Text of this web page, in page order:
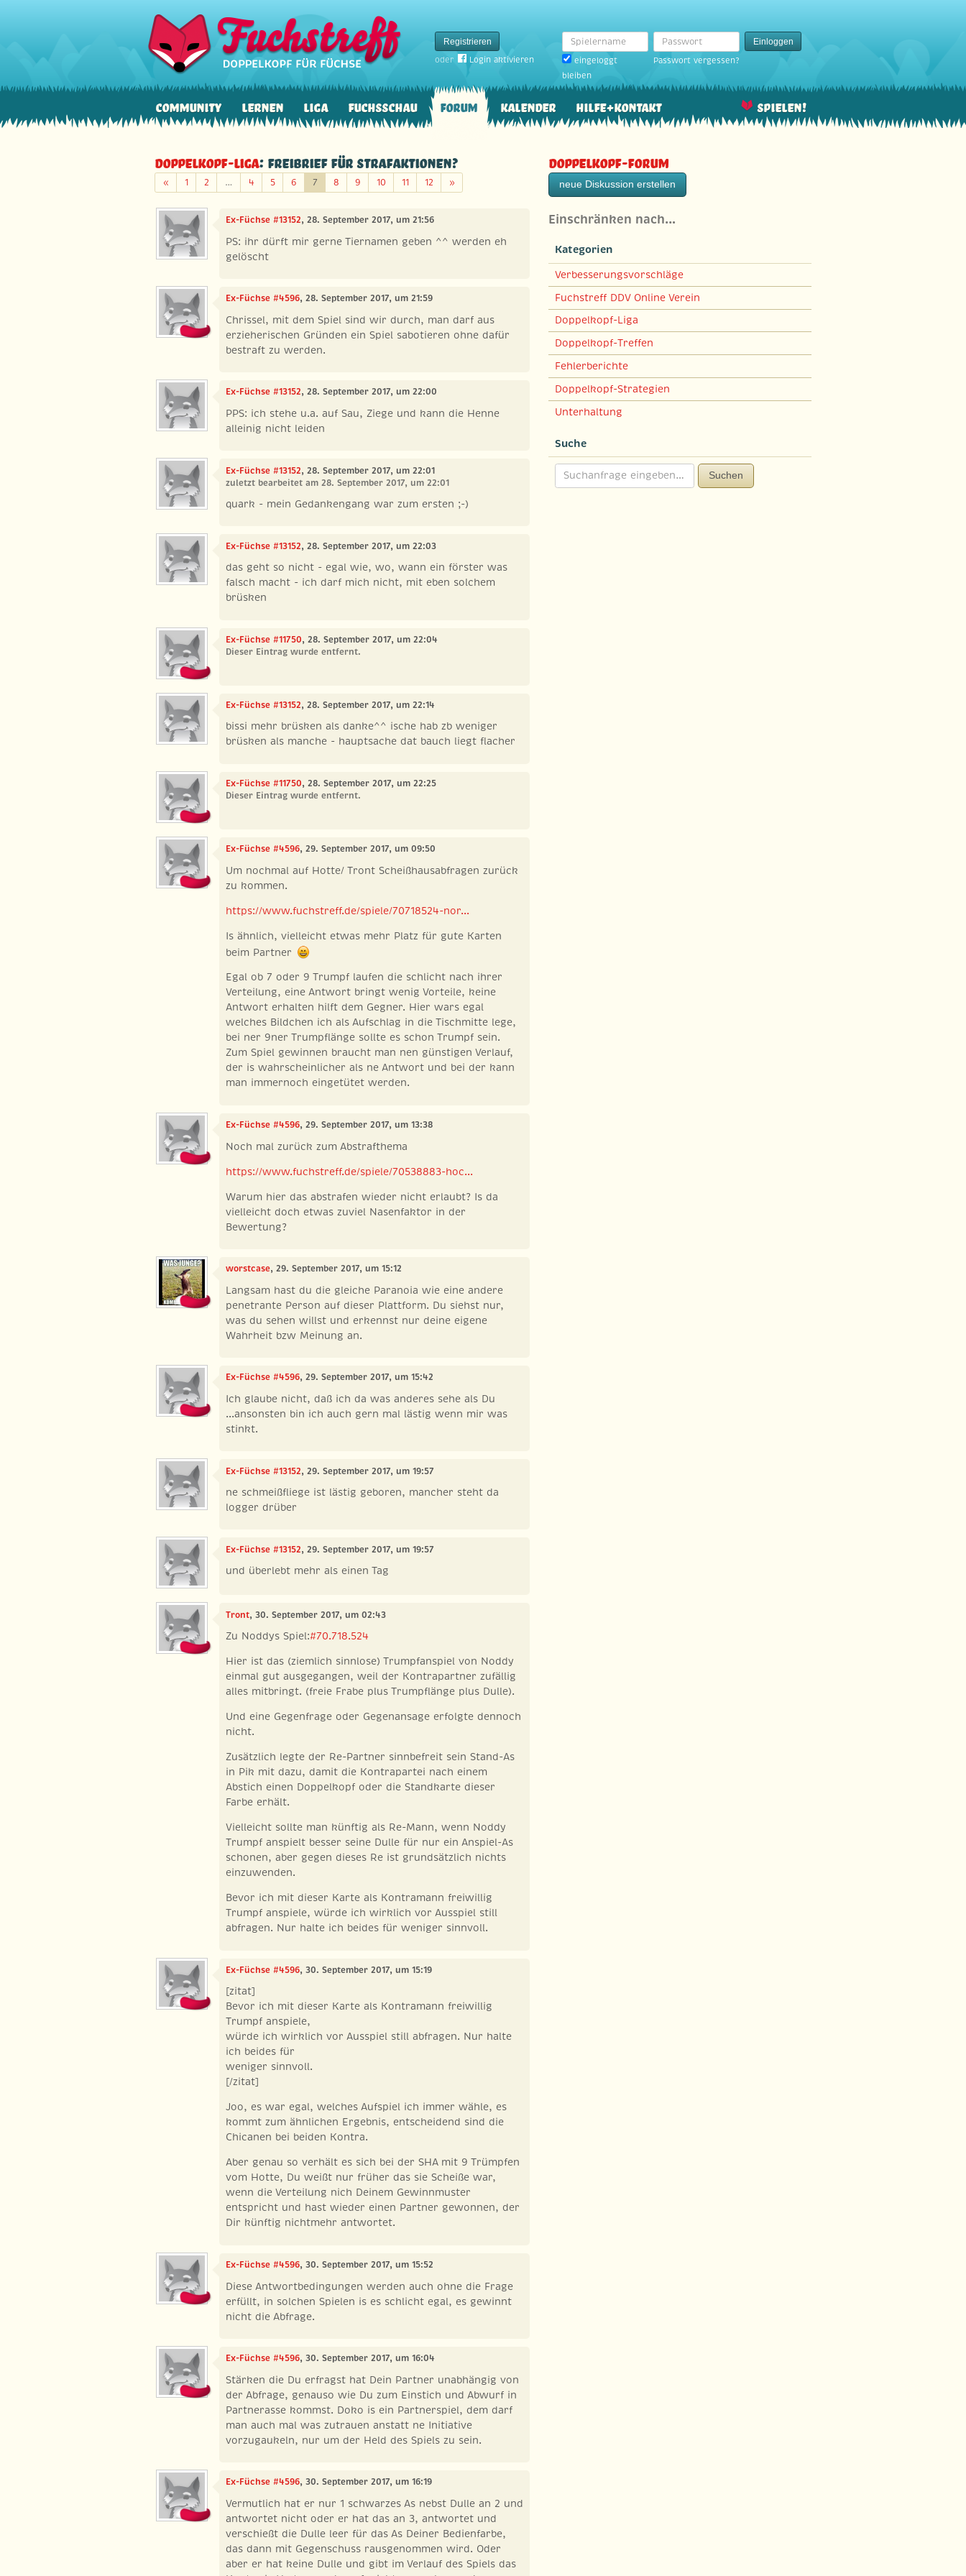
Registrieren
oder
Login aktivieren
Spielername
eingeloggt
bleiben
Passwort
Einloggen
Passwort vergessen?
Community Lernen Liga Fuchsschau Forum Kalender Hilfe+Kontakt Spielen!
Doppelkopf-Liga: Freibrief für Strafaktionen?
«Zurück
1 2 … 4 5 6 7 8 9 10 11 12 »Weiter
Ex-Füchse #13152, 28. September 2017, um 21:56
PS: ihr dürft mir gerne Tiernamen geben ^^ werden eh
gelöscht
Ex-Füchse #4596, 28. September 2017, um 21:59
Chrissel, mit dem Spiel sind wir durch, man darf aus
erzieherischen Gründen ein Spiel sabotieren ohne dafür
bestraft zu werden.
Ex-Füchse #13152, 28. September 2017, um 22:00
PPS: ich stehe u.a. auf Sau, Ziege und kann die Henne
alleinig nicht leiden
Ex-Füchse #13152, 28. September 2017, um 22:01
zuletzt bearbeitet am 28. September 2017, um 22:01
quark - mein Gedankengang war zum ersten ;-)
Ex-Füchse #13152, 28. September 2017, um 22:03
das geht so nicht - egal wie, wo, wann ein förster was
falsch macht - ich darf mich nicht, mit eben solchem
brüsken
Ex-Füchse #11750, 28. September 2017, um 22:04
Dieser Eintrag wurde entfernt.
Ex-Füchse #13152, 28. September 2017, um 22:14
bissi mehr brüsken als danke^^ ische hab zb weniger
brüsken als manche - hauptsache dat bauch liegt flacher
Ex-Füchse #11750, 28. September 2017, um 22:25
Dieser Eintrag wurde entfernt.
Ex-Füchse #4596, 29. September 2017, um 09:50
Um nochmal auf Hotte/ Tront Scheißhausabfragen zurück
zu kommen.
https://www.fuchstreff.de/spiele/70718524-nor...
Is ähnlich, vielleicht etwas mehr Platz für gute Karten
beim Partner
Egal ob 7 oder 9 Trumpf laufen die schlicht nach ihrer
Verteilung, eine Antwort bringt wenig Vorteile, keine
Antwort erhalten hilft dem Gegner. Hier wars egal
welches Bildchen ich als Aufschlag in die Tischmitte lege,
bei ner 9ner Trumpflänge sollte es schon Trumpf sein.
Zum Spiel gewinnen braucht man nen günstigen Verlauf,
der is wahrscheinlicher als ne Antwort und bei der kann
man immernoch eingetütet werden.
Ex-Füchse #4596, 29. September 2017, um 13:38
Noch mal zurück zum Abstrafthema
https://www.fuchstreff.de/spiele/70538883-hoc...
Warum hier das abstrafen wieder nicht erlaubt? Is da
vielleicht doch etwas zuviel Nasenfaktor in der
Bewertung?
worstcase, 29. September 2017, um 15:12
Langsam hast du die gleiche Paranoia wie eine andere
penetrante Person auf dieser Plattform. Du siehst nur,
was du sehen willst und erkennst nur deine eigene
Wahrheit bzw Meinung an.
Ex-Füchse #4596, 29. September 2017, um 15:42
Ich glaube nicht, daß ich da was anderes sehe als Du
...ansonsten bin ich auch gern mal lästig wenn mir was
stinkt.
Ex-Füchse #13152, 29. September 2017, um 19:57
ne schmeißfliege ist lästig geboren, mancher steht da
logger drüber
Ex-Füchse #13152, 29. September 2017, um 19:57
und überlebt mehr als einen Tag
Tront, 30. September 2017, um 02:43
Zu Noddys Spiel:#70.718.524
Hier ist das (ziemlich sinnlose) Trumpfanspiel von Noddy
einmal gut ausgegangen, weil der Kontrapartner zufällig
alles mitbringt. (freie Frabe plus Trumpflänge plus Dulle).
Und eine Gegenfrage oder Gegenansage erfolgte dennoch
nicht.
Zusätzlich legte der Re-Partner sinnbefreit sein Stand-As
in Pik mit dazu, damit die Kontrapartei nach einem
Abstich einen Doppelkopf oder die Standkarte dieser
Farbe erhält.
Vielleicht sollte man künftig als Re-Mann, wenn Noddy
Trumpf anspielt besser seine Dulle für nur ein Anspiel-As
schonen, aber gegen dieses Re ist grundsätzlich nichts
einzuwenden.
Bevor ich mit dieser Karte als Kontramann freiwillig
Trumpf anspiele, würde ich wirklich vor Ausspiel still
abfragen. Nur halte ich beides für weniger sinnvoll.
Ex-Füchse #4596, 30. September 2017, um 15:19
[zitat]
Bevor ich mit dieser Karte als Kontramann freiwillig
Trumpf anspiele,
würde ich wirklich vor Ausspiel still abfragen. Nur halte
ich beides für
weniger sinnvoll.
[/zitat]
Joo, es war egal, welches Aufspiel ich immer wähle, es
kommt zum ähnlichen Ergebnis, entscheidend sind die
Chicanen bei beiden Kontra.
Aber genau so verhält es sich bei der SHA mit 9 Trümpfen
vom Hotte, Du weißt nur früher das sie Scheiße war,
wenn die Verteilung nich Deinem Gewinnmuster
entspricht und hast wieder einen Partner gewonnen, der
Dir künftig nichtmehr antwortet.
Ex-Füchse #4596, 30. September 2017, um 15:52
Diese Antwortbedingungen werden auch ohne die Frage
erfüllt, in solchen Spielen is es schlicht egal, es gewinnt
nicht die Abfrage.
Ex-Füchse #4596, 30. September 2017, um 16:04
Stärken die Du erfragst hat Dein Partner unabhängig von
der Abfrage, genauso wie Du zum Einstich und Abwurf in
Partnerasse kommst. Doko is ein Partnerspiel, dem darf
man auch mal was zutrauen anstatt ne Initiative
vorzugaukeln, nur um der Held des Spiels zu sein.
Ex-Füchse #4596, 30. September 2017, um 16:19
Vermutlich hat er nur 1 schwarzes As nebst Dulle an 2 und
antwortet nicht oder er hat das an 3, antwortet und
verschießt die Dulle leer für das As Deiner Bedienfarbe,
das dann mit Gegenschuss rausgenommen wird. Oder
aber er hat keine Dulle und gibt im Verlauf des Spiels das
Doppelkopf-Forum
neue Diskussion erstellen
Einschränken nach…
Kategorien
Verbesserungsvorschläge
Fuchstreff DDV Online Verein
Doppelkopf-Liga
Doppelkopf-Treffen
Fehlerberichte
Doppelkopf-Strategien
Unterhaltung
Suche
Suchen